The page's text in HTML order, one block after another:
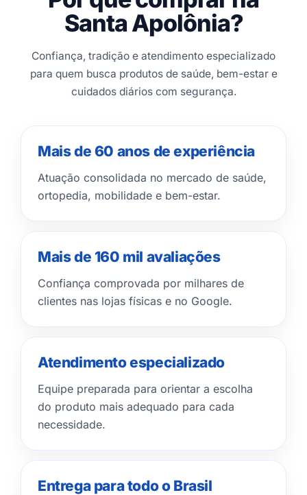
Santa Apolônia?
Confiança, tradição e atendimento especializado
para quem busca produtos de saúde, bem-estar e
cuidados diários com segurança.
Mais de 60 anos de experiência
Atuação consolidada no mercado de saúde,
ortopedia, mobilidade e bem-estar.
Mais de 160 mil avaliações
Confiança comprovada por milhares de
clientes nas lojas físicas e no Google.
Atendimento especializado
Equipe preparada para orientar a escolha
do produto mais adequado para cada
necessidade.
Entrega para todo o Brasil